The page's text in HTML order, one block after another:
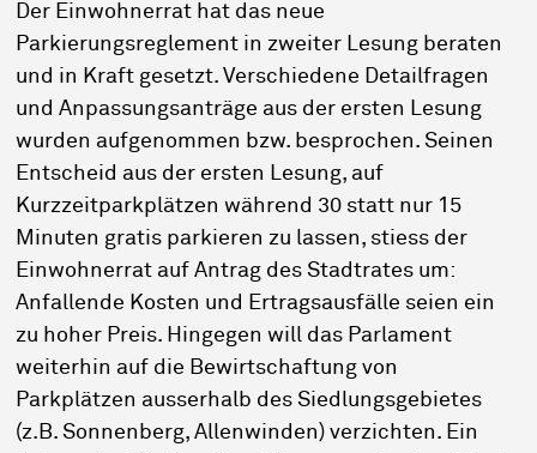
Der Einwohnerrat hat das neue
Parkierungsreglement in zweiter Lesung beraten
und in Kraft gesetzt. Verschiedene Detailfragen
und Anpassungsanträge aus der ersten Lesung
wurden aufgenommen bzw. besprochen. Seinen
Entscheid aus der ersten Lesung, auf
Kurzzeitparkplätzen während 30 statt nur 15
Minuten gratis parkieren zu lassen, stiess der
Einwohnerrat auf Antrag des Stadtrates um:
Anfallende Kosten und Ertragsausfälle seien ein
zu hoher Preis. Hingegen will das Parlament
weiterhin auf die Bewirtschaftung von
Parkplätzen ausserhalb des Siedlungsgebietes
(z.B. Sonnenberg, Allenwinden) verzichten. Ein